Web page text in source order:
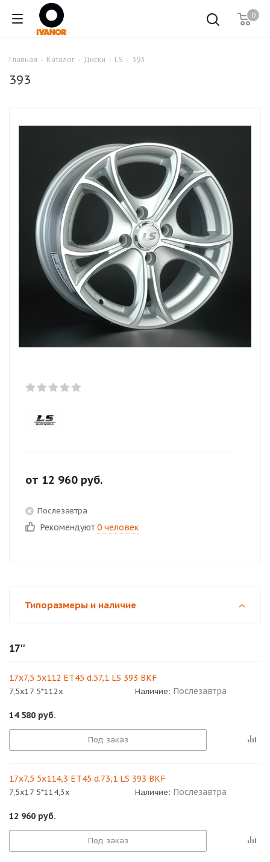
0
Главная - Каталог - Диски - LS - 393
393
от 12 960 руб.
Послезавтра
Рекомендуют 0 человек
Типоразмеры и наличие
17''
17x7,5 5x112 ET45 d.57,1 LS 393 BKF
7,5x17 5*112x Наличие: Послезавтра
14 580 руб.
Под заказ
17x7,5 5x114,3 ET45 d.73,1 LS 393 BKF
7,5x17 5*114,3x Наличие: Послезавтра
12 960 руб.
Под заказ